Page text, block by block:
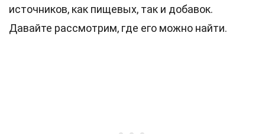
источников, как пищевых, так и добавок.
Давайте рассмотрим, где его можно найти.